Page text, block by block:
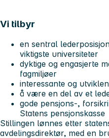
Vi tilbyr
en sentral
viktigste universiteter
dyktige og engasjerte
fagmiljøer
interessante og
å være en del av et
gode pensjons-,
Statens pensjonskasse
Stillingen lønnes etter
avdelingsdirektør, med en